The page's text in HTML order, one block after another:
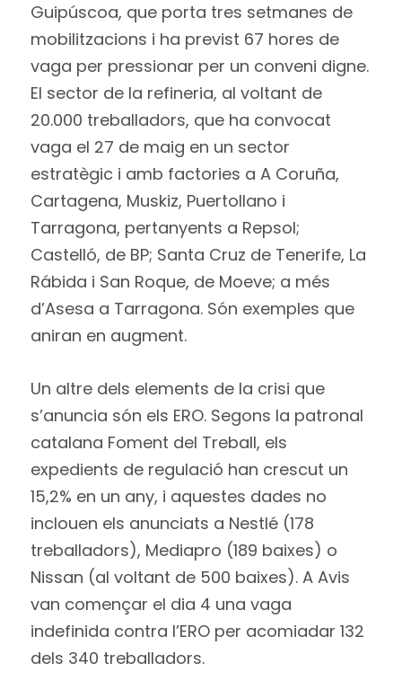
Guipúscoa, que porta tres setmanes de
mobilitzacions i ha previst 67 hores de
vaga per pressionar per un conveni digne.
El sector de la refineria, al voltant de
20.000 treballadors, que ha convocat
vaga el 27 de maig en un sector
estratègic i amb factories a A Coruña,
Cartagena, Muskiz, Puertollano i
Tarragona, pertanyents a Repsol;
Castelló, de BP; Santa Cruz de Tenerife, La
Rábida i San Roque, de Moeve; a més
d’Asesa a Tarragona. Són exemples que
aniran en augment.
Un altre dels elements de la crisi que
s’anuncia són els ERO. Segons la patronal
catalana Foment del Treball, els
expedients de regulació han crescut un
15,2% en un any, i aquestes dades no
inclouen els anunciats a Nestlé (178
treballadors), Mediapro (189 baixes) o
Nissan (al voltant de 500 baixes). A Avis
van començar el dia 4 una vaga
indefinida contra l’ERO per acomiadar 132
dels 340 treballadors.